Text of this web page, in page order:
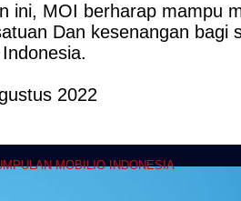
ini, MOI berharap mampu
Dan kesenangan bagi
2022
MOBILIO INDONESIA